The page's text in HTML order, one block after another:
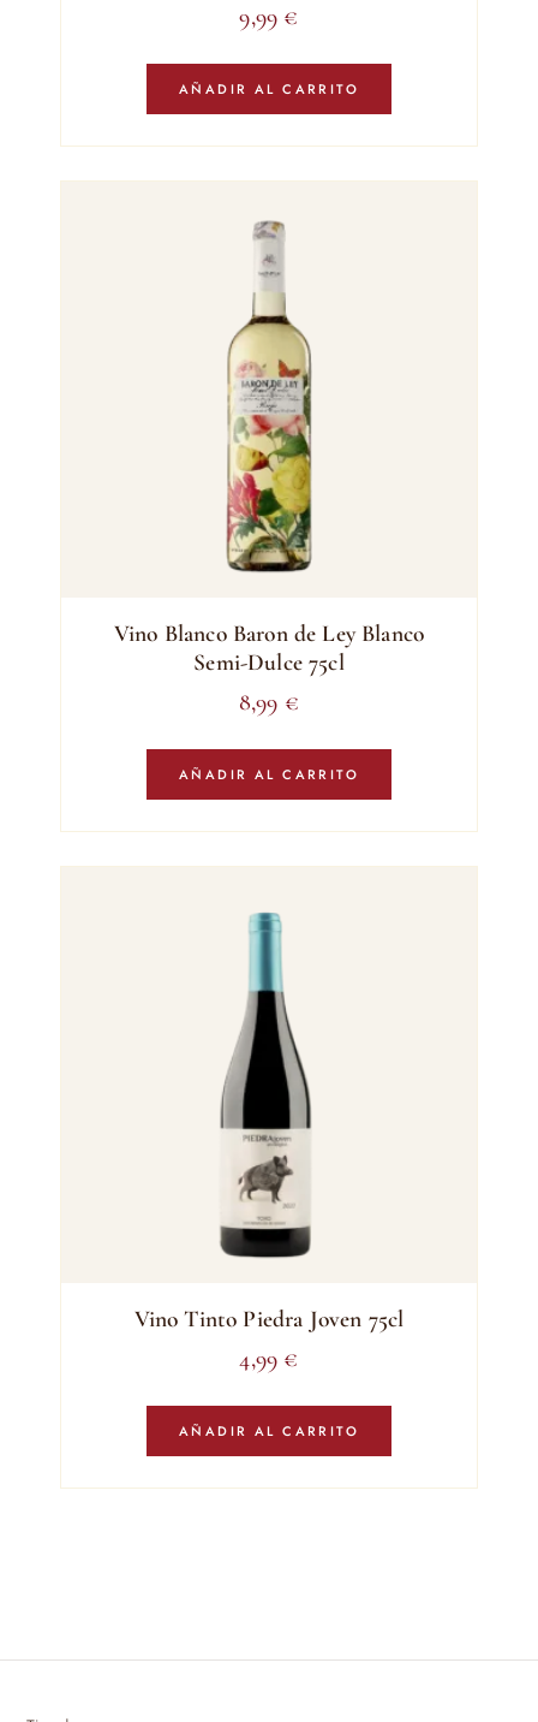
9,99 €
AÑADIR AL CARRITO
Vino Blanco Baron de Ley Blanco
Semi-Dulce 75cl
8,99 €
AÑADIR AL CARRITO
Vino Tinto Piedra Joven 75cl
4,99 €
AÑADIR AL CARRITO